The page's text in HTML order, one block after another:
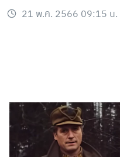
21 พ.ค. 2566 09:15 น.